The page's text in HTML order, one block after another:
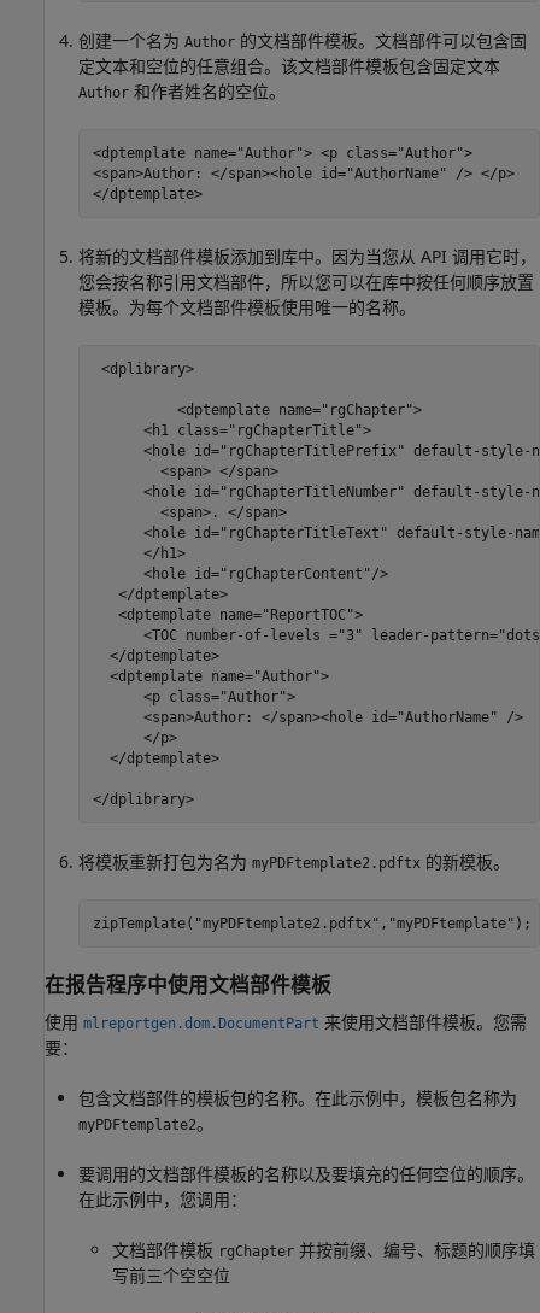
创建一个名为 Author 的文档部件模板。文档部件可以包含固
定文本和空位的任意组合。该文档部件模板包含固定文本
Author 和作者姓名的空位。
<dptemplate name="Author"> <p class="Author">
<span>Author: </span><hole id="AuthorName" /> </p>
</dptemplate>
将新的文档部件模板添加到库中。因为当您从 API 调用它时，
您会按名称引用文档部件，所以您可以在库中按任何顺序放置
模板。为每个文档部件模板使用唯一的名称。
<dplibrary>
      <h1 class="rgChapterTitle">
<hole id="rgChapterTitlePrefix" default-style-
        <span> </span>
<hole id="rgChapterTitleNumber" default-style-
        <span>. </span>
<hole id="rgChapterTitleText" default-style-
      </h1>
      <hole id="rgChapterContent"/>
   </dptemplate>
   <dptemplate name="ReportTOC">
<TOC number-of-levels ="3" leader-
  </dptemplate>
  <dptemplate name="Author">
      <p class="Author">
      <span>Author: </span><hole id="AuthorName" />
      </p>
  </dptemplate>
</dplibrary>
将模板重新打包为名为 myPDFtemplate2.pdftx 的新模板。
zipTemplate( "myPDFtemplate2.pdftx" , "myPDFtemplate" );
在报告程序中使用文档部件模板
使用 mlreportgen.dom.DocumentPart 来使用文档部件模板。您需
要：
包含文档部件的模板包的名称。在此示例中，模板包名称为
myPDFtemplate2。
要调用的文档部件模板的名称以及要填充的任何空位的顺序。
在此示例中，您调用：
文档部件模板 rgChapter 并按前缀、编号、标题的顺序填
写前三个空空位